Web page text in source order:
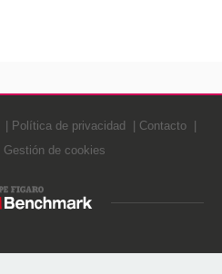
Política de privacidad
Contacto
Gestión de cookies